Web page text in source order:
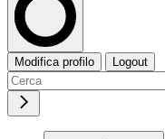
Modifica profilo Logout